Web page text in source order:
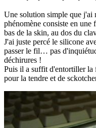
Une solution simple que j'ai
phénomène consiste en une
bas de la skin, au dos du
J'ai juste percé le silicone
passer le fil… pas
déchirures !
Puis il a suffit d'entortiller la
pour la tendre et de